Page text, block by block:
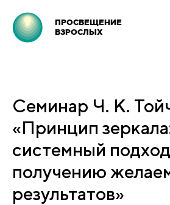
ПРОСВЕЩЕНИЕ
ВЗРОСЛЫХ
Семинар Ч. К.
«Принцип
системный
получению
результатов»